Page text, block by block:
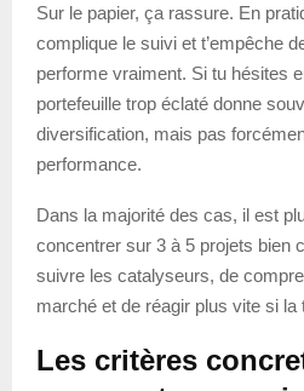
Sur le papier, ça rassure. En
complique le suivi et t’empêche
performe vraiment. Si tu hésites
portefeuille trop éclaté donne
diversification, mais pas
performance.
Dans la majorité des cas, il est
concentrer sur 3 à 5 projets bien
suivre les catalyseurs, de
marché et de réagir plus vite si la
Les critères